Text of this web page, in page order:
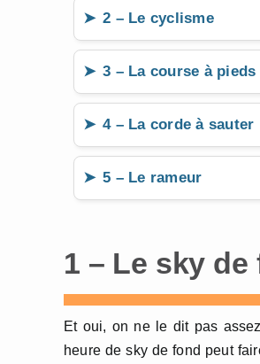
2 – Le cyclisme
3 – La course à pieds
4 – La corde à sauter
5 – Le rameur
1 – Le sky de
Et oui, on ne le dit pas
heure de sky de fond peut